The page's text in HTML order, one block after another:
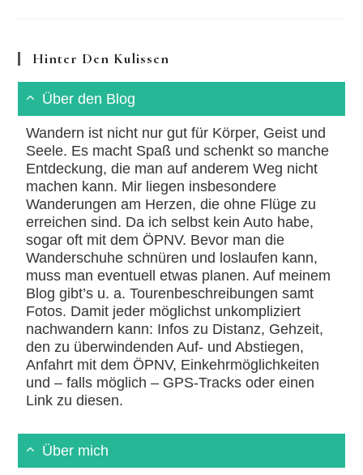
Hinter Den Kulissen
Über den Blog
Wandern ist nicht nur gut für Körper, Geist und
Seele. Es macht Spaß und schenkt so manche
Entdeckung, die man auf anderem Weg nicht
machen kann. Mir liegen insbesondere
Wanderungen am Herzen, die ohne Flüge zu
erreichen sind. Da ich selbst kein Auto habe,
sogar oft mit dem ÖPNV. Bevor man die
Wanderschuhe schnüren und loslaufen kann,
muss man eventuell etwas planen. Auf meinem
Blog gibt’s u. a. Tourenbeschreibungen samt
Fotos. Damit jeder möglichst unkompliziert
nachwandern kann: Infos zu Distanz, Gehzeit,
den zu überwindenden Auf- und Abstiegen,
Anfahrt mit dem ÖPNV, Einkehrmöglichkeiten
und – falls möglich – GPS-Tracks oder einen
Link zu diesen.
Über mich